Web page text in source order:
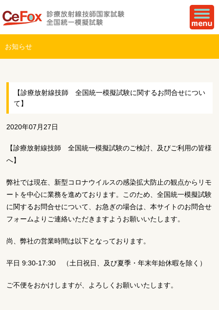
お知らせ
【診療放射線技師 全国統一模擬試験に関するお問合せについ
て】
2020年07月27日
【診療放射線技師 全国統一模擬試験のご検討、及びご利用の皆様
へ】
弊社では現在、新型コロナウイルスの感染拡大防止の観点からリモ
ートを中心に業務を進めております。このため、全国統一模擬試験
に関するお問合せについて、お急ぎの場合は、本サイトのお問合せ
フォームよりご連絡いただきますようお願いいたします。
尚、弊社の営業時間は以下となっております。
平日 9:30-17:30 （土日祝日、及び夏季・年末年始休暇を除く）
ご不便をおかけしますが、よろしくお願いいたします。